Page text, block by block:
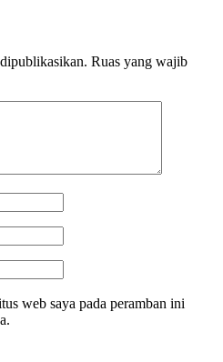
Ruas yang wajib
web saya pada peramban ini